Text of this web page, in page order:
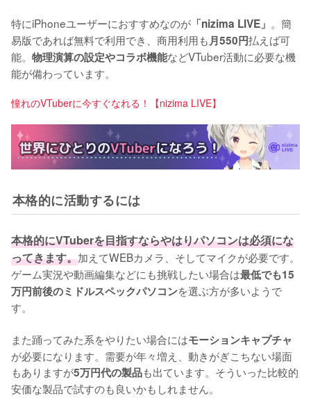
特にiPhoneユーザーにおすすめなのが 「nizima LIVE」 。簡
易版であれば無料で利用でき、商用利用も月550円払えば可
能。 物理演算の設定やコラボ機能などVTuber活動に必要な機
能が備わっています。
憧れのVTuberに今すぐなれる！【nizima LIVE】
本格的に活動するには
本格的にVTuberを目指すならやはりパソコンは必須にな
ってきます。加えてWEBカメラ、そしてマイクが必要です。
ゲーム実況や動画編集などにも挑戦したい場合は最低でも15
万円前後のミドルスペックパソコンを選ぶ方が多いようで
す。
また踊ってみた系をやりたい場合にはモーションキャプチャ
が必要になります。需要が年々増え、動きがぎこちない場面
もありますが5万円代の製品も出ています。そういった比較的
安価な製品で試すのも良いかもしれません。